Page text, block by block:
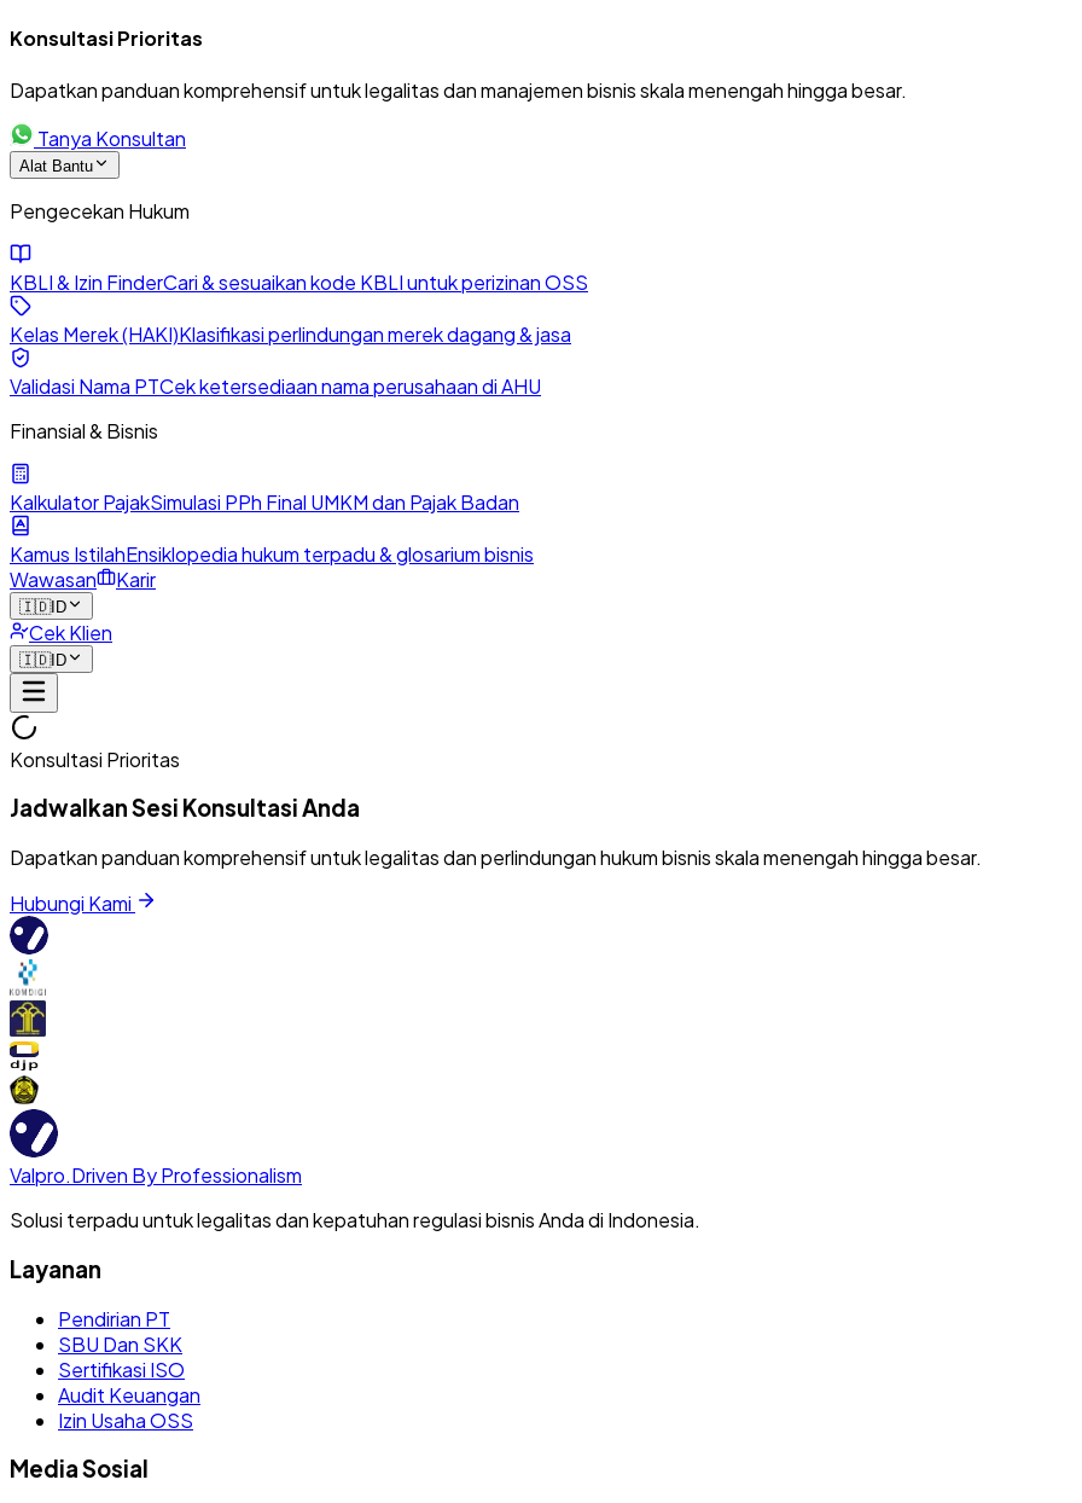
Konsultasi Prioritas
Dapatkan panduan komprehensif untuk legalitas dan manajemen bisnis skala menengah hingga besar.
Tanya Konsultan
Alat Bantu
Pengecekan Hukum
KBLI & Izin FinderCari & sesuaikan kode KBLI untuk perizinan OSS
Kelas Merek (HAKI)Klasifikasi perlindungan merek dagang & jasa
Validasi Nama PTCek ketersediaan nama perusahaan di AHU
Finansial & Bisnis
Kalkulator PajakSimulasi PPh Final UMKM dan Pajak Badan
Kamus IstilahEnsiklopedia hukum terpadu & glosarium bisnis
Wawasan
Karir
🇮🇩ID
Cek Klien
🇮🇩ID
Konsultasi Prioritas
Jadwalkan Sesi Konsultasi Anda
Dapatkan panduan komprehensif untuk legalitas dan perlindungan hukum bisnis skala menengah hingga besar.
Hubungi Kami
Valpro.Driven By Professionalism
Solusi terpadu untuk legalitas dan kepatuhan regulasi bisnis Anda di Indonesia.
Layanan
Pendirian PT
SBU Dan SKK
Sertifikasi ISO
Audit Keuangan
Izin Usaha OSS
Media Sosial